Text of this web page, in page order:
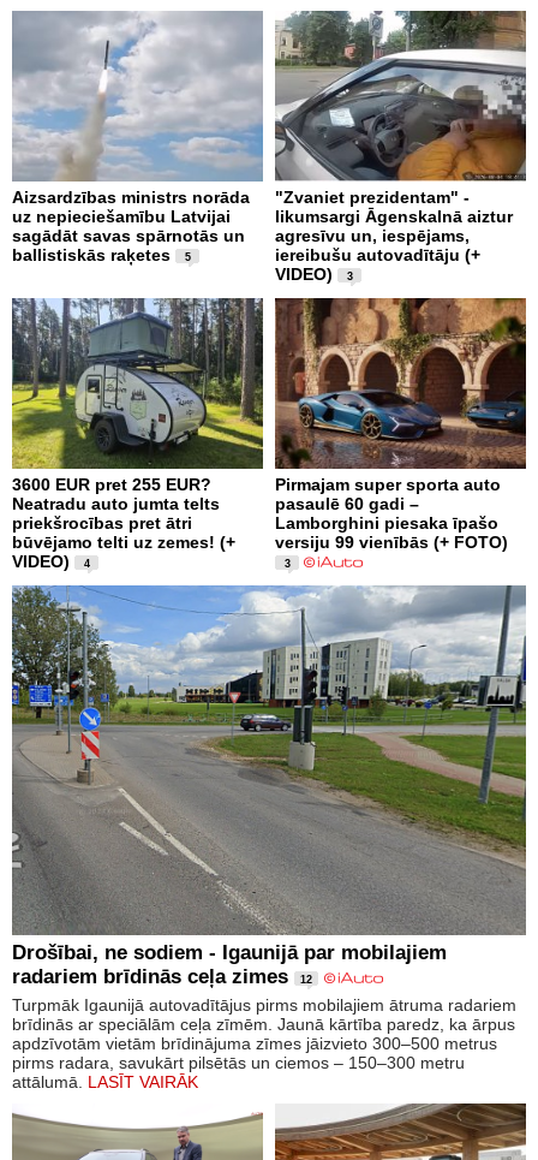
Aizsardzības ministrs norāda
uz nepieciešamību Latvijai
sagādāt savas spārnotās un
ballistiskās raķetes
5
"Zvaniet prezidentam" -
likumsargi Āgenskalnā aiztur
agresīvu un, iespējams,
iereibušu autovadītāju (+
VIDEO)
3
3600 EUR pret 255 EUR?
Neatradu auto jumta telts
priekšrocības pret ātri
būvējamo telti uz zemes! (+
VIDEO)
4
Pirmajam super sporta auto
pasaulē 60 gadi –
Lamborghini piesaka īpašo
versiju 99 vienībās (+ FOTO)
3
Drošībai, ne sodiem - Igaunijā par mobilajiem
radariem brīdinās ceļa zimes
12
Turpmāk Igaunijā autovadītājus pirms mobilajiem ātruma radariem
brīdinās ar speciālām ceļa zīmēm. Jaunā kārtība paredz, ka ārpus
apdzīvotām vietām brīdinājuma zīmes jāizvieto 300–500 metrus
pirms radara, savukārt pilsētās un ciemos – 150–300 metru
attālumā. LASĪT VAIRĀK